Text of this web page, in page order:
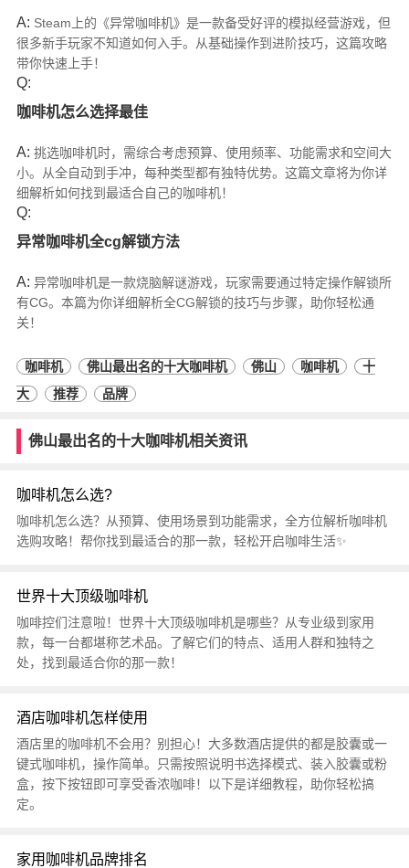
A: Steam上的《异常咖啡机》是一款备受好评的模拟经营游戏，但
很多新手玩家不知道如何入手。从基础操作到进阶技巧，这篇攻略
带你快速上手！
Q:
咖啡机怎么选择最佳
A: 挑选咖啡机时，需综合考虑预算、使用频率、功能需求和空间大
小。从全自动到手冲，每种类型都有独特优势。这篇文章将为你详
细解析如何找到最适合自己的咖啡机！
Q:
异常咖啡机全cg解锁方法
A: 异常咖啡机是一款烧脑解谜游戏，玩家需要通过特定操作解锁所
有CG。本篇为你详细解析全CG解锁的技巧与步骤，助你轻松通
关！
咖啡机 佛山最出名的十大咖啡机 佛山 咖啡机
十
大
推荐 品牌
佛山最出名的十大咖啡机相关资讯
咖啡机怎么选?
咖啡机怎么选？从预算、使用场景到功能需求，全方位解析咖啡机
选购攻略！帮你找到最适合的那一款，轻松开启咖啡生活✨
世界十大顶级咖啡机
咖啡控们注意啦！世界十大顶级咖啡机是哪些？从专业级到家用
款，每一台都堪称艺术品。了解它们的特点、适用人群和独特之
处，找到最适合你的那一款！
酒店咖啡机怎样使用
酒店里的咖啡机不会用？别担心！大多数酒店提供的都是胶囊或一
键式咖啡机，操作简单。只需按照说明书选择模式、装入胶囊或粉
盒，按下按钮即可享受香浓咖啡！以下是详细教程，助你轻松搞
定。
家用咖啡机品牌排名